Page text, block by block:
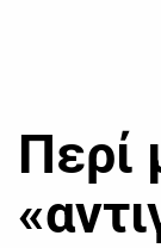
Περί